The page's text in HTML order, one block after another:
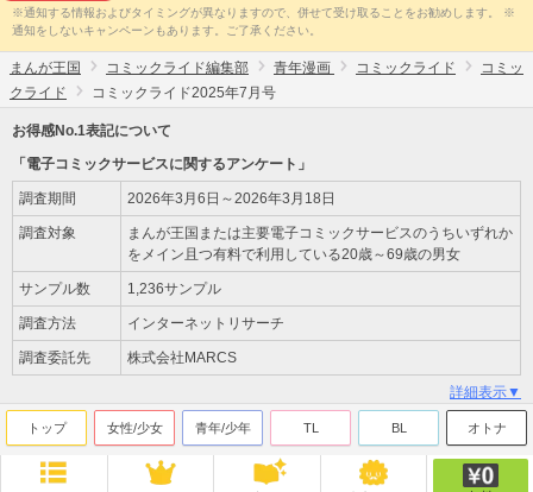
※通知する情報およびタイミングが異なりますので、併せて受け取ることをお勧めします。 ※
通知をしないキャンペーンもあります。ご了承ください。
まんが王国 コミックライド編集部 青年漫画 コミックライド
コミッ
クライド
コミックライド2025年7月号
お得感No.1表記について
「電子コミックサービスに関するアンケート」
調査期間 2026年3月6日～2026年3月18日
調査対象
まんが王国または主要電子コミックサービスのうちいずれか
をメイン且つ有料で利用している20歳～69歳の男女
サンプル数 1,236サンプル
調査方法 インターネットリサーチ
調査委託先 株式会社MARCS
詳細表示▼
トップ 女性/少女 青年/少年 TL BL オトナ